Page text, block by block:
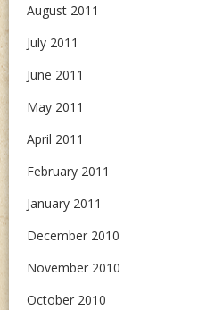
August 2011
July 2011
June 2011
May 2011
April 2011
February 2011
January 2011
December 2010
November 2010
October 2010